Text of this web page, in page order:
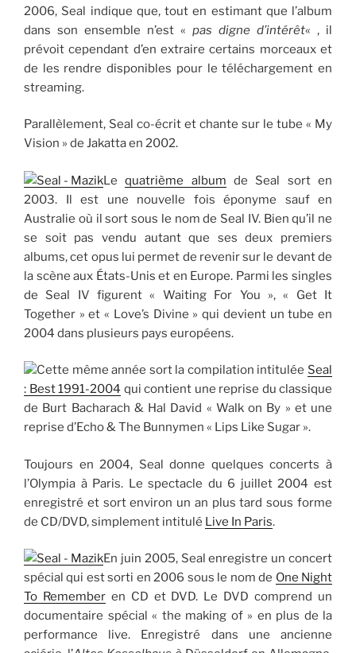
2006, Seal indique que, tout en estimant que l’album
dans son ensemble n’est « pas digne d’intérêt« , il
prévoit cependant d’en extraire certains morceaux et
de les rendre disponibles pour le téléchargement en
streaming.
Parallèlement, Seal co-écrit et chante sur le tube « My
Vision » de Jakatta en 2002.
Lequatrième album de Seal sort en
2003. Il est une nouvelle fois éponyme sauf en
Australie où il sort sous le nom de Seal IV. Bien qu’il ne
se soit pas vendu autant que ses deux premiers
albums, cet opus lui permet de revenir sur le devant de
la scène aux États-Unis et en Europe. Parmi les singles
de Seal IV figurent « Waiting For You », « Get It
Together » et « Love’s Divine » qui devient un tube en
2004 dans plusieurs pays européens.
Cette même année sort la compilation intitulée Seal
: Best 1991-2004 qui contient une reprise du classique
de Burt Bacharach & Hal David « Walk on By » et une
reprise d’Echo & The Bunnymen « Lips Like Sugar ».
Toujours en 2004, Seal donne quelques concerts à
l’Olympia à Paris. Le spectacle du 6 juillet 2004 est
enregistré et sort environ un an plus tard sous forme
de CD/DVD, simplement intitulé Live In Paris.
En juin 2005, Seal enregistre un concert
spécial qui est sorti en 2006 sous le nom de One Night
To Rememberen CD et DVD. Le DVD comprend un
documentaire spécial « the making of » en plus de la
performance live. Enregistré dans une ancienne